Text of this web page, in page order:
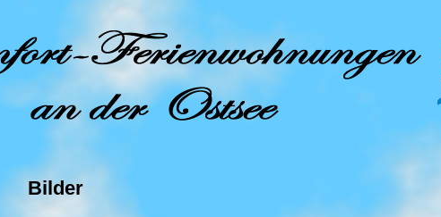
Bilder